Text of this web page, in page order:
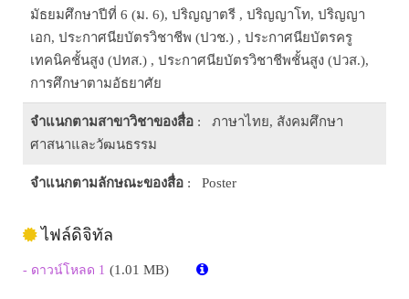
มัธยมศึกษาปีที่ 6 (ม. 6), ปริญญาตรี , ปริญญาโท, ปริญญา
เอก, ประกาศนียบัตรวิชาชีพ (ปวช.) , ประกาศนียบัตรครู
เทคนิคชั้นสูง (ปทส.) , ประกาศนียบัตรวิชาชีพชั้นสูง (ปวส.),
การศึกษาตามอัธยาศัย
จำแนกตามสาขาวิชาของสื่อ : ภาษาไทย, สังคมศึกษา
ศาสนาและวัฒนธรรม
จำแนกตามลักษณะของสื่อ : Poster
ไฟล์ดิจิทัล
- ดาวน์โหลด 1 (1.01 MB)